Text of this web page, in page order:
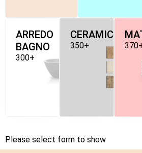
ARREDO
BAGNO
300+
CERAMICHE
350+
Please select form to show